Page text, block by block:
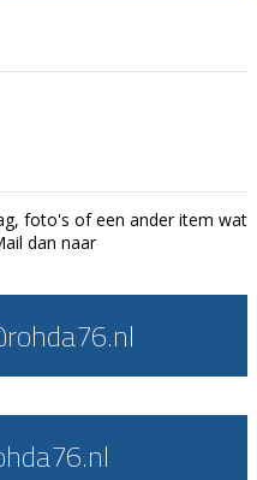
foto's of een ander item wat
dan naar